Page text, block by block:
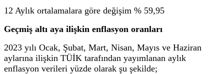
12 Aylık ortalamalara göre değişim % 59,95
Geçmiş altı aya ilişkin enflasyon oranları
2023 yılı Ocak, Şubat, Mart, Nisan, Mayıs ve Haziran
aylarına ilişkin TÜİK tarafından yayımlanan aylık
enflasyon verileri yüzde olarak şu şekilde;